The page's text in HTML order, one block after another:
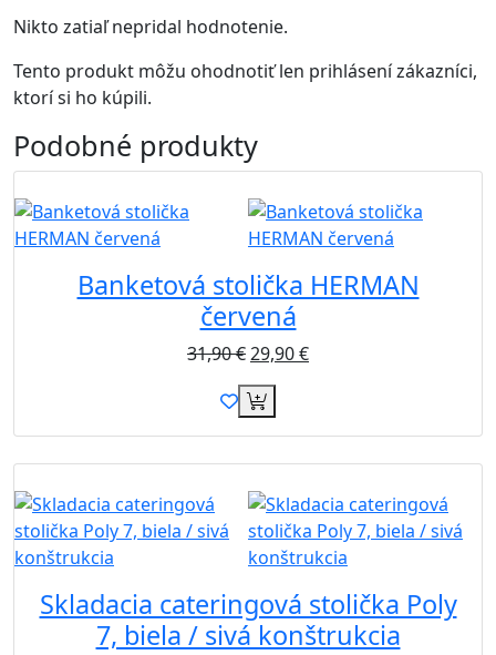
Nikto zatiaľ nepridal hodnotenie.
Tento produkt môžu ohodnotiť len prihlásení zákazníci,
ktorí si ho kúpili.
Podobné produkty
Banketová stolička HERMAN
červená
31,90€29,90€
Skladacia cateringová stolička Poly
7, biela / sivá konštrukcia